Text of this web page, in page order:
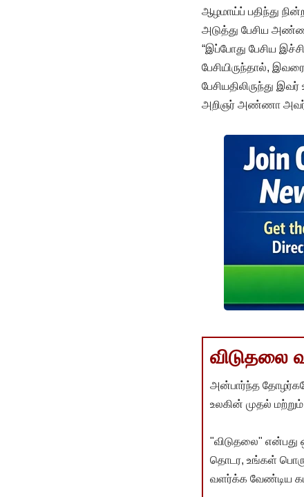
ஆழமாய்ப் பதிந்து
அடுத்து பேசிய
“இப்போது பேசிய
பேசியிருந்தால்,
பேசியதிலிருந்து
அறிஞர் அண்ணா
விடுதலை
அன்பார்ந்த
உலகின் முதல் மற்றும்
"விடுதலை"
தொடர, உங்கள்
வளர்க்க வேண்டிய